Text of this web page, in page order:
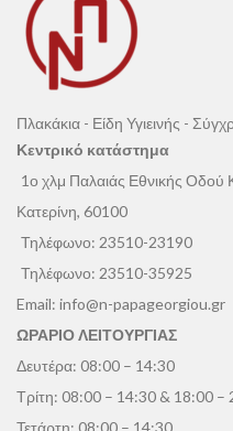
Πλακάκια - Είδη Υγιεινής -
Κεντρικό κατάστημα
1ο χλμ Παλαιάς Εθνικής Οδού
Κατερίνη, 60100
Τηλέφωνο: 23510-23190
Τηλέφωνο: 23510-35925
Email: info@n-papageorgiou.gr
ΩΡΑΡΙΟ ΛΕΙΤΟΥΡΓΙΑΣ
Δευτέρα: 08:00 – 14:30
Τρίτη: 08:00 – 14:30 & 18:00 –
Τετάρτη: 08:00 – 14:30